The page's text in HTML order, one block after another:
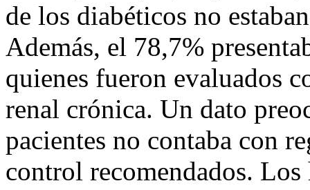
de los diabéticos no
Además, el 78,7%
quienes fueron evaluados
renal crónica. Un dato
pacientes no contaba con
control recomendados.